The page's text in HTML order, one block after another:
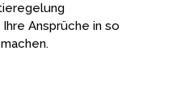
Ansprüche in so